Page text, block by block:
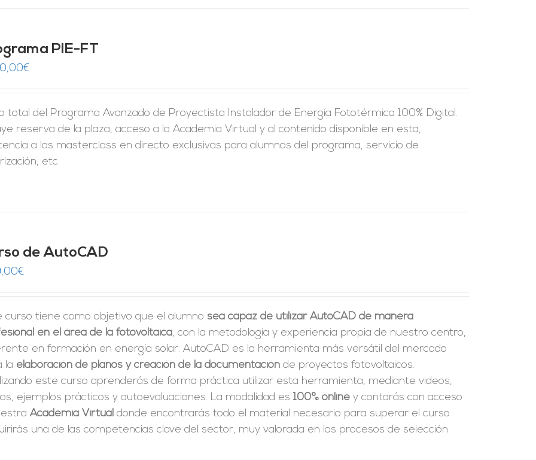
PIE-FT
€
total del Programa Avanzado de Proyectista Instalador de Energía Fototérmica 100% Digital.
reserva de la plaza, acceso a la Academia Virtual y al contenido disponible en esta,
a las masterclass en directo exclusivas para alumnos del programa, servicio de
etc.
de AutoCAD
€
curso tiene como objetivo que el alumno sea capaz de utilizar AutoCAD de manera
en el área de la fotovoltaica, con la metodología y experiencia propia de nuestro centro,
en formación en energía solar. AutoCAD es la herramienta más versátil del mercado
la elaboración de planos y creación de la documentación de proyectos fotovoltaicos.
este curso aprenderás de forma práctica utilizar esta herramienta, mediante videos,
ejemplos prácticos y autoevaluaciones. La modalidad es100% online y contarás con acceso
Academia Virtual donde encontrarás todo el material necesario para superar el curso.
una de las competencias clave del sector, muy valorada en los procesos de selección.